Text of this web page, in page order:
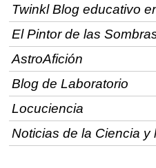
Twinkl Blog educativo
El Pintor de las
AstroAfición
Blog de Laboratorio
Locuciencia
Noticias de la Ciencia y